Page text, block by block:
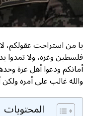
يا من استراحت عقولكم،
فلسطين وغزة، ولا تمدوا
أمانكم ودعوا أهل غزة
والله غالب على أمره
المحتويات